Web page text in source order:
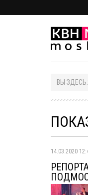
ВЫ ЗДЕСЬ:
14.03.2020